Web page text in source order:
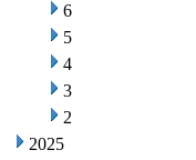
6
5
4
3
2
2025